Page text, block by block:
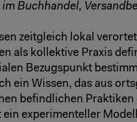
Buchhandel,
zeitgleich lokal
als kollektive Praxis
Bezugspunkt
ein Wissen, das aus
befindlichen
ein experimenteller